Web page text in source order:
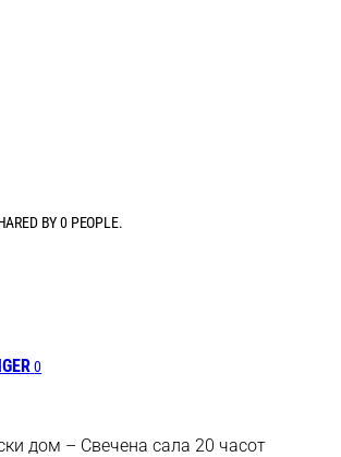
BY0 PEOPLE.
0
дом – Свечена сала 20 часот